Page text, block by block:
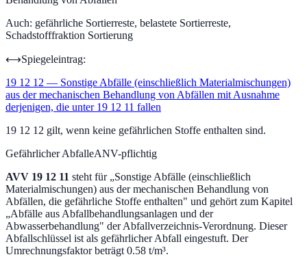
Auch: gefährliche Sortierreste, belastete Sortierreste,
Schadstofffraktion Sortierung
⟷Spiegeleintrag:
19 12 12 — Sonstige Abfälle (einschließlich Materialmischungen)
aus der mechanischen Behandlung von Abfällen mit Ausnahme
derjenigen, die unter 19 12 11 fallen
19 12 12 gilt, wenn keine gefährlichen Stoffe enthalten sind.
Gefährlicher AbfalleANV-pflichtig
AVV 19 12 11 steht für „Sonstige Abfälle (einschließlich
Materialmischungen) aus der mechanischen Behandlung von
Abfällen, die gefährliche Stoffe enthalten" und gehört zum Kapitel
„Abfälle aus Abfallbehandlungsanlagen und der
Abwasserbehandlung" der Abfallverzeichnis-Verordnung. Dieser
Abfallschlüssel ist als gefährlicher Abfall eingestuft. Der
Umrechnungsfaktor beträgt 0.58 t/m³.